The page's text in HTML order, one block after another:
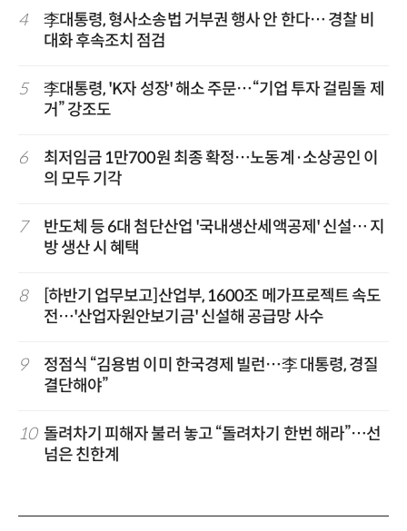
4
李대통령, 형사소송법 거부권 행사 안 한다… 경찰 비
대화 후속조치 점검
5
李대통령, 'K자 성장' 해소 주문…“기업 투자 걸림돌 제
거” 강조도
6
최저임금 1만700원 최종 확정…노동계·소상공인 이
의 모두 기각
7
반도체 등 6대 첨단산업 '국내생산세액공제' 신설… 지
방 생산 시 혜택
8
[하반기 업무보고]산업부, 1600조 메가프로젝트 속도
전…'산업자원안보기금' 신설해 공급망 사수
9
정점식 “김용범 이미 한국경제 빌런…李 대통령, 경질
결단해야”
10 돌려차기 피해자 불러 놓고 “돌려차기 한번 해라”…선
넘은 친한계